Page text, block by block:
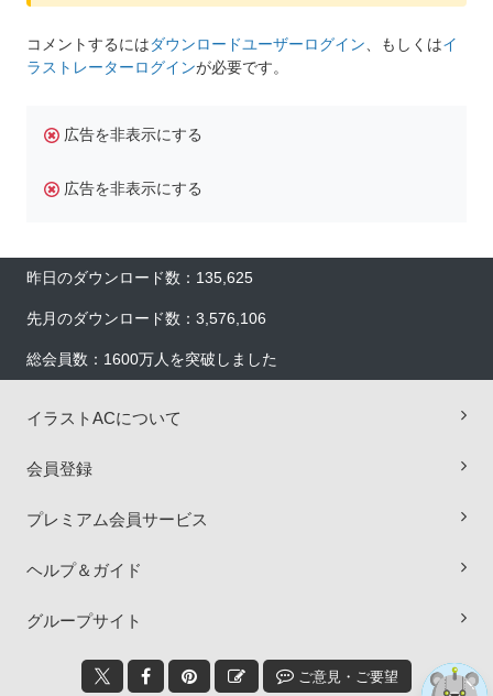
コメントするにはダウンロードユーザーログイン、もしくはイ
ラストレーターログインが必要です。
広告を非表示にする
広告を非表示にする
昨日のダウンロード数：135,625
先月のダウンロード数：3,576,106
総会員数：1600万人を突破しました
イラストACについて
会員登録
プレミアム会員サービス
ヘルプ＆ガイド
グループサイト
ご意見・ご要望